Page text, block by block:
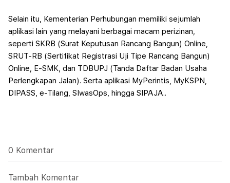
Selain itu, Kementerian Perhubungan memiliki sejumlah
aplikasi lain yang melayani berbagai macam perizinan,
seperti SKRB (Surat Keputusan Rancang Bangun) Online,
SRUT-RB (Sertifikat Registrasi Uji Tipe Rancang Bangun)
Online, E-SMK, dan TDBUPJ (Tanda Daftar Badan Usaha
Perlengkapan Jalan). Serta aplikasi MyPerintis, MyKSPN,
DIPASS, e-Tilang, SIwasOps, hingga SIPAJA..
0 Komentar
Tambah Komentar